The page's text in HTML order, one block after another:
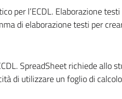
per l’ECDL. Elaborazione
di elaborazione testi per
SpreadSheet richiede allo
di utilizzare un foglio di